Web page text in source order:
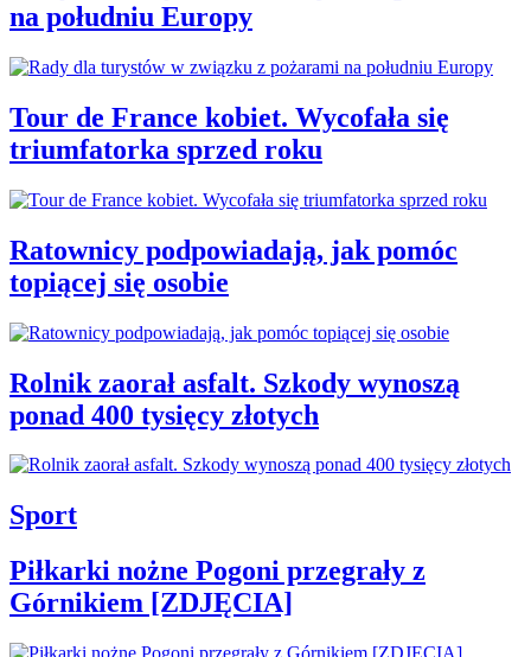
na południu Europy
Tour de France kobiet. Wycofała się
triumfatorka sprzed roku
Ratownicy podpowiadają, jak pomóc
topiącej się osobie
Rolnik zaorał asfalt. Szkody wynoszą
ponad 400 tysięcy złotych
Sport
Piłkarki nożne Pogoni przegrały z
Górnikiem [ZDJĘCIA]